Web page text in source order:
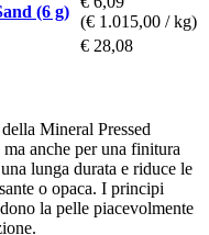
(6 g)
(€ 1.015,00 / kg)
€ 28,08
Mineral Pressed
anche per una finitura
lunga durata e riduce le
o opaca. I principi
la pelle piacevolmente